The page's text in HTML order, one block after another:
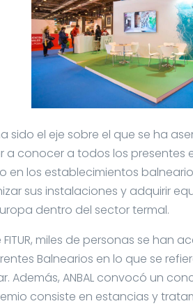
sido el eje sobre el que se ha
conocer a todos los presentes
en los establecimientos
sus instalaciones y adquirir
dentro del sector termal.
miles de personas se han
Balnearios en lo que se
Además, ANBAL convocó un
consiste en estancias y